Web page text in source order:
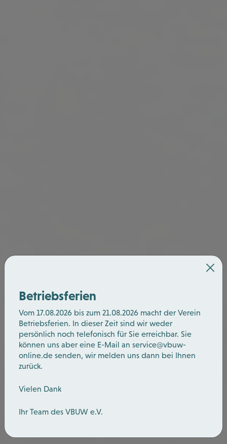
Betriebsferien
Vom 17.08.2026 bis zum 21.08.2026 macht der Verein
Betriebsferien. In dieser Zeit sind wir weder
persönlich noch telefonisch für Sie erreichbar. Sie
können uns aber eine E-Mail an service@vbuw-
online.de senden, wir melden uns dann bei Ihnen
zurück.
Vielen Dank
Ihr Team des VBUW e.V.